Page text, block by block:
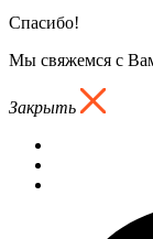
Спасибо!
Мы свяжемся с
Закрыть